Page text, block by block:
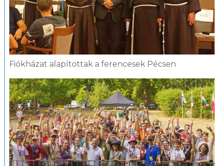
Fiókházat alapítottak a ferencesek Pécsen